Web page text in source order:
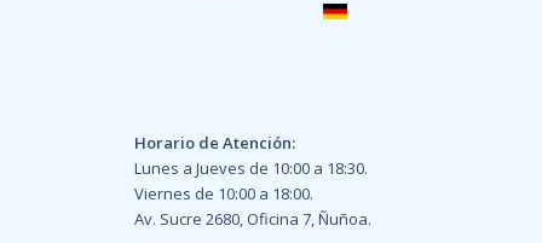
Horario de Atención:
Lunes a Jueves de 10:00 a 18:30.
Viernes de 10:00 a 18:00.
Av. Sucre 2680, Oficina 7, Ñuñoa.